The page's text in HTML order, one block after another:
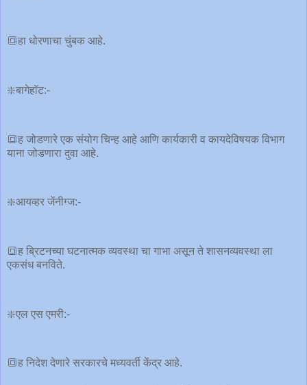
🔳हा धोरणाचा चुंबक आहे.
❇️बागेहॉट:-
🔳ह जोडणारे एक संयोग चिन्ह आहे आणि कार्यकारी व कायदेविषयक विभाग
याना जोडणारा दुवा आहे.
❇️आयव्हर जेंनीग्ज:-
🔳ह ब्रिटनच्या घटनात्मक व्यवस्था चा गाभा असून ते शासनव्यवस्था ला
एकसंध बनविते.
❇️एल एस एमरी:-
🔳ह निदेश देणारे सरकारचे मध्यवर्ती केंद्र आहे.